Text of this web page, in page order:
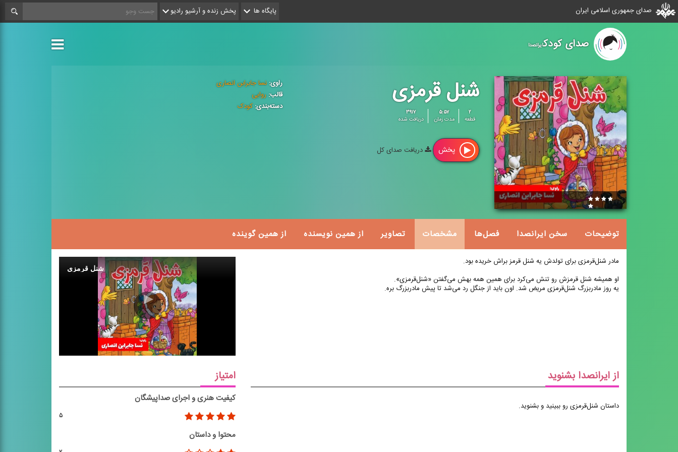
صدای جمهوری اسلامی ایران پایگاه ها پخش زنده و آرشیو رادیو
صدای کودکایرانصدا
شنل قرمزی
۲
قطعه
۵:۵۷
مدت زمان
۳۹۱۷
دریافت شده
پخش دریافت صدای کل
راوی: نسا جابرابن انصاری
قالب: روایی
دسته‌بندی: کودک
توضیحات سخن ایرانصدا فصل‌ها مشخصات تصاویر از همین نویسنده از همین گوینده
شنل قرمزی
مادر شنل‌‌قرمزی برای تولدش یه شنل قرمز براش خریده بود.
او همیشه شنل قرمزش رو تنش می‌‌کرد برای همین همه بهش می‌گفتن «شنل‌قرمزی».
یه روز مادربزرگ شنل‌‌قرمزی مریض شد. اون باید از جنگل رد می‌‌شد تا پیش مادربزرگ بره.
از ایرانصدا بشنوید
داستان شنل‌‌قرمزی رو ببینید و بشنوید.
امتیاز
کیفیت هنری و اجرای صداپیشگان
۵
محتوا و داستان